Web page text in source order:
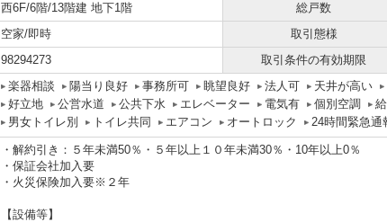
西6F/6階/13階建 地下1階 総戸数
空家/即時 取引態様
98294273 取引条件の有効期限
楽器相談 陽当り良好 事務所可 眺望良好 法人可 天井が高い
好立地
公営水道 公共下水 エレベーター 電気有 個別空調
男女トイレ別
トイレ共同 エアコン オートロック 24時間緊急通
・解約引き：５年未満50％・５年以上１０年未満30％・10年以上0％
・保証会社加入要
・火災保険加入要※２年
【設備等】